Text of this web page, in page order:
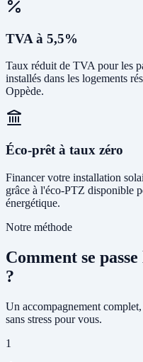
TVA à 5,5%
Taux réduit de TVA pour les
installés dans les logements
Oppède.
Éco-prêt à taux zéro
Financer votre installation
grâce à l'éco-PTZ disponible
énergétique.
Notre méthode
Comment se
?
Un accompagnement
sans stress pour vous.
1